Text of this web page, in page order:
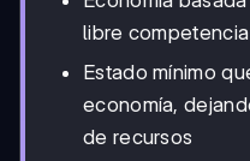
libre
Estado mínimo
economía,
de recursos